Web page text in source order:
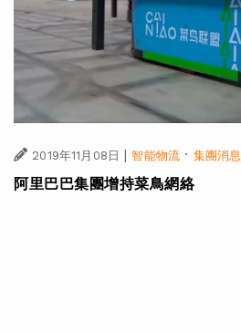
2019年11月08日 | 智能物流 · 集團消息
阿里巴巴集團增持菜鳥網絡